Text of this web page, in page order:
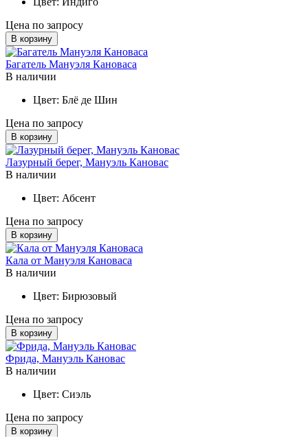
Цена по запросу
В корзину
Багатель Мануэля Кановаса
В наличии
Цвет: Блё де Шин
Цена по запросу
В корзину
Лазурный берег, Мануэль Кановас
В наличии
Цвет: Абсент
Цена по запросу
В корзину
Кала от Мануэля Кановаса
В наличии
Цвет: Бирюзовый
Цена по запросу
В корзину
Фрида, Мануэль Кановас
В наличии
Цвет: Сиэль
Цена по запросу
В корзину